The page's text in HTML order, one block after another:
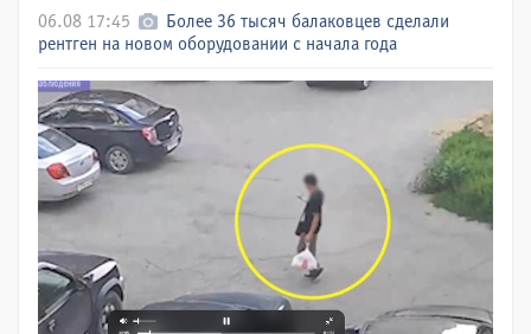
06.08 17:45
Более 36 тысяч балаковцев сделали
рентген на новом оборудовании с начала года